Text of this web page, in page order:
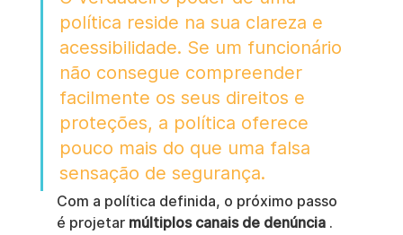
política reside na sua clareza e
acessibilidade. Se um funcionário
não consegue compreender
facilmente os seus direitos e
proteções, a política oferece
pouco mais do que uma falsa
sensação de segurança.
Com a política definida, o próximo passo
é projetar múltiplos canais de denúncia .